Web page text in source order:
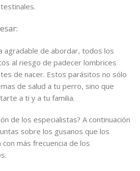
agradable de abordar, todos los
al riesgo de padecer lombrices
de nacer. Estos parásitos no sólo
de salud a tu perro, sino que
a ti y a tu familia.
de los especialistas? A continuación
sobre los gusanos que los
más frecuencia de los